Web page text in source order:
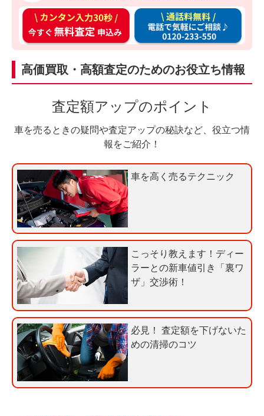
カ
ン
タ
ン
入
秒
す
ぐ
無
料
査
定
申
込
み
通
料
料
電
で
気
軽
に
高価買取・高額査定のためのお役立ち情報
査定額アップのポイント
車を売るときの疑問や査定アップの秘訣など、役立つ情
報をご紹介！
車を高く売るテクニック
こっそり教えます！ディー
ラーとの新車値引き「裏ワ
ザ」交渉術！
必見！ 査定額を下げないた
めの清掃のコツ